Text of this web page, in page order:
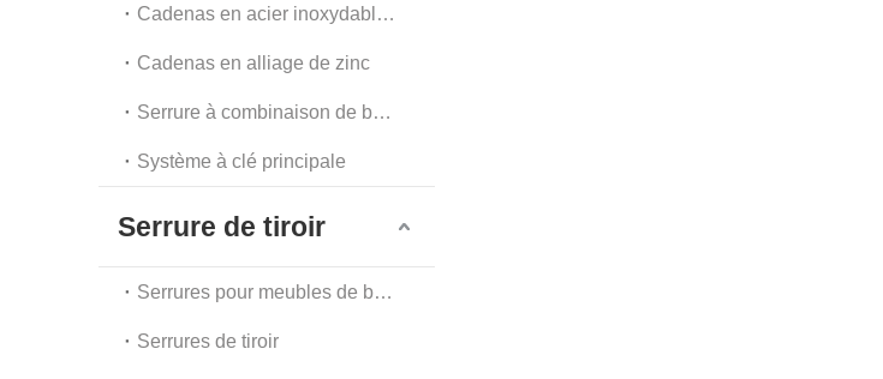
Cadenas en acier inoxydable et en acier
Cadenas en alliage de zinc
Serrure à combinaison de bagages et serrure à chaîne
Système à clé principale
Serrure de tiroir
Serrures pour meubles de bureau
Serrures de tiroir